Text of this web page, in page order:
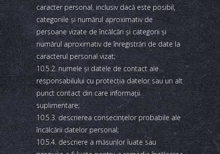
caracter personal, inclusiv dacă este posibil,
categoriile şi numărul aproximativ de
persoane vizate de încălcări şi categorii şi
numărul aproximativ de înregistrări de date la
caracterul personal vizat;
10.5.2. numele şi datele de contact ale
responsabilului cu protecţia datelor sau un alt
punct contact din care informaţii
suplimentare;
10.5.3. descrierea consecinţelor probabile ale
încălcării datelor personal;
10.5.4. descriere a măsurilor luate sau